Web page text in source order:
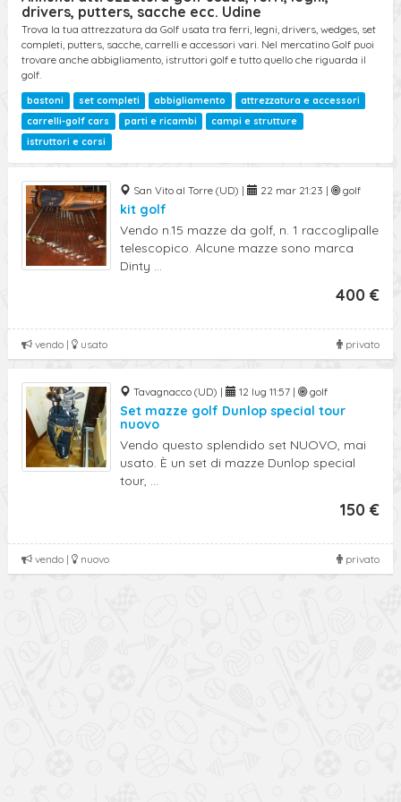
drivers, putters, sacche ecc. Udine
Trova la tua attrezzatura da Golf usata tra ferri, legni, drivers, wedges, set
completi, putters, sacche, carrelli e accessori vari. Nel mercatino Golf puoi
trovare anche abbigliamento, istruttori golf e tutto quello che riguarda il
golf.
bastoni set completi abbigliamento
attrezzatura e accessori
carrelli-golf cars
parti e ricambi
campi e strutture
istruttori e corsi
San Vito al Torre (UD) | 22 mar 21:23 | golf
kit golf
Vendo n.15 mazze da golf, n. 1 raccoglipalle
telescopico. Alcune mazze sono marca
Dinty ...
400 €
privato
vendo | usato
Tavagnacco (UD) | 12 lug 11:57 | golf
Set mazze golf Dunlop special tour
nuovo
Vendo questo splendido set NUOVO, mai
usato. È un set di mazze Dunlop special
tour, ...
150 €
privato
vendo | nuovo